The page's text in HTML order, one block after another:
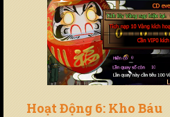
Hoạt Động 6: Kho Báu